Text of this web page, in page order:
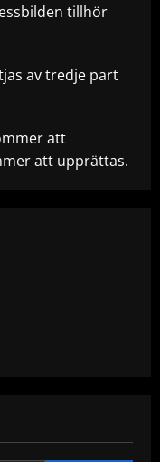
tillhör
av tredje part
att
att upprättas.